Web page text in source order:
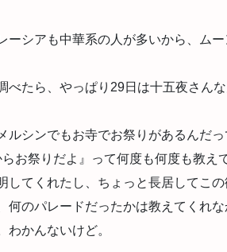
シアも中華系の人が多いから、ムー
たら、やっぱり29日は十五夜さんな
シンでもお寺でお祭りがあるんだっ
お祭りだよ』って何度も何度も教え
てくれたし、ちょっと長居してこの
のパレードだったかは教えてくれな
かんないけど。